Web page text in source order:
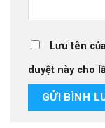
Lưu tên
duyệt này cho